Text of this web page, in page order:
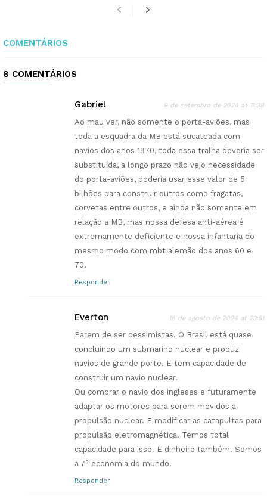
COMENTÁRIOS
8 COMENTÁRIOS
Gabriel 9 de setembro de 2024 at 11:38
Ao mau ver, não somente o porta-aviões, mas
toda a esquadra da MB está sucateada com
navios dos anos 1970, toda essa tralha deveria ser
substituída, a longo prazo não vejo necessidade
do porta-aviões, poderia usar esse valor de 5
bilhões para construir outros como fragatas,
corvetas entre outros, e ainda não somente em
relação a MB, mas nossa defesa anti-aérea é
extremamente deficiente e nossa infantaria do
mesmo modo com mbt alemão dos anos 60 e
70.
Responder
Everton 16 de agosto de 2024 at 23:51
Parem de ser pessimistas. O Brasil está quase
concluindo um submarino nuclear e produz
navios de grande porte. E tem capacidade de
construir um navio nuclear.
Ou comprar o navio dos ingleses e futuramente
adaptar os motores para serem movidos a
propulsão nuclear. E modificar as catapultas para
propulsão eletromagnética. Temos total
capacidade para isso. E dinheiro também. Somos
a 7° economia do mundo.
Responder